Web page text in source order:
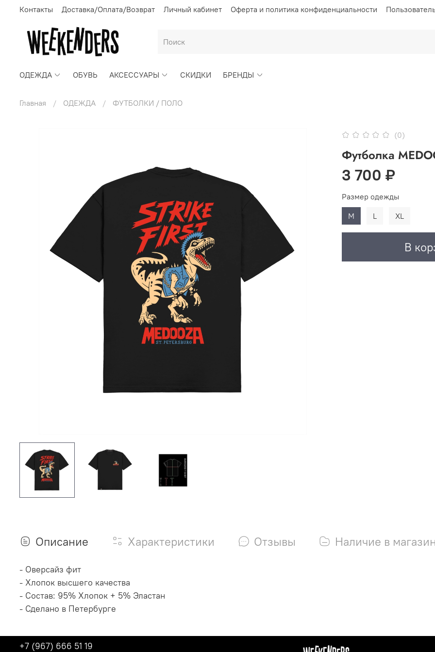
Контакты Доставка/Оплата/Возврат Личный кабинет Оферта и политика конфиденциальности
ОДЕЖДА ОБУВЬ АКСЕССУАРЫ СКИДКИ БРЕНДЫ
Главная ОДЕЖДА ФУТБОЛКИ / ПОЛО
(0)
Футболка
3 700 ₽
В
Размер одежды
M
L XL
Описание Характеристики Отзывы Наличие в
- Оверсайз фит
- Хлопок высшего качества
- Состав: 95% Хлопок + 5% Эластан
- Сделано в Петербурге
+7 (967) 666 51 19